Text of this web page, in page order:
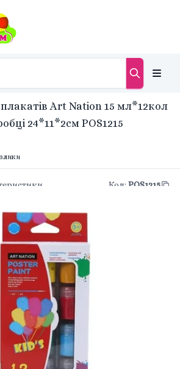
Art Nation 15 мл*12кол
24*11*2см POS1215
Код: POS1215